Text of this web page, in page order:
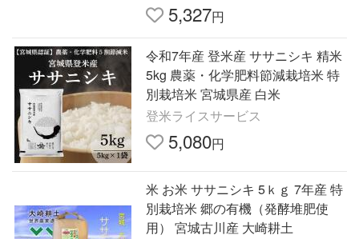
5,327円
令和7年産 登米産 ササニシキ 精米
5kg 農薬・化学肥料節減栽培米 特
別栽培米 宮城県産 白米
登米ライスサービス
5,080円
米 お米 ササニシキ 5ｋｇ 7年産 特
別栽培米 郷の有機（発酵堆肥使
用） 宮城古川産 大崎耕土